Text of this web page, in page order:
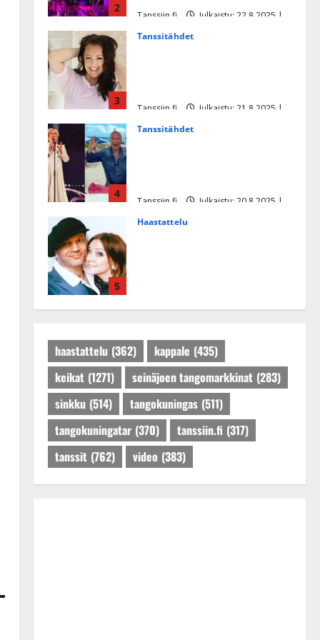
2
Tanssiin.fi
Julkaistu: 22.8.2025 |
3
Tanssitähdet
Tanssiin.fi
Julkaistu: 21.8.2025 |
4
Tanssitähdet
Tanssiin.fi
Julkaistu: 20.8.2025 |
5
Haastattelu
Tanssiin.fi
Julkaistu: 27.4.2025 |
haastattelu (362) kappale (435)
keikat (1271) seinäjoen tangomarkkinat (283)
sinkku (514) tangokuningas (511)
tangokuningatar (370) tanssiin.fi (317)
tanssit (762) video (383)